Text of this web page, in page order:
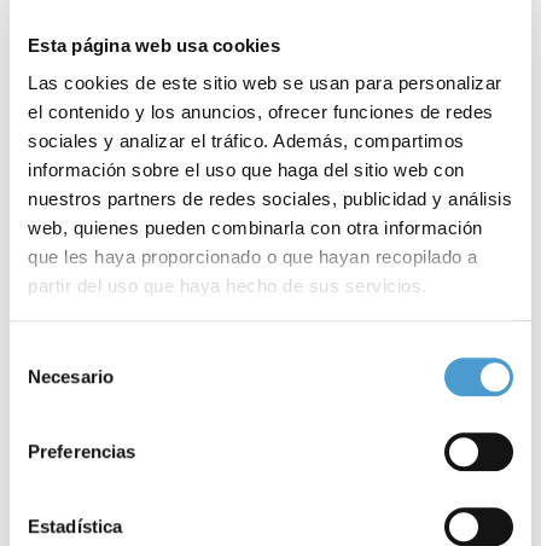
Esta página web usa cookies
Las cookies de este sitio web se usan para personalizar
el contenido y los anuncios, ofrecer funciones de redes
sociales y analizar el tráfico. Además, compartimos
información sobre el uso que haga del sitio web con
nuestros partners de redes sociales, publicidad y análisis
web, quienes pueden combinarla con otra información
que les haya proporcionado o que hayan recopilado a
partir del uso que haya hecho de sus servicios.
de cookies
Necesario
Preferencias
Estadística